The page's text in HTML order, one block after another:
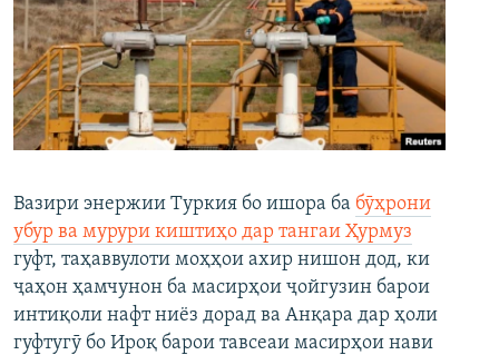
Вазири энержии Туркия бо ишора ба бӯҳрони
убур ва мурури киштиҳо дар тангаи Ҳурмуз
гуфт, таҳаввулоти моҳҳои ахир нишон дод, ки
ҷаҳон ҳамчунон ба масирҳои ҷойгузин барои
интиқоли нафт ниёз дорад ва Анқара дар ҳоли
гуфтугӯ бо Ироқ барои тавсеаи масирҳои нави